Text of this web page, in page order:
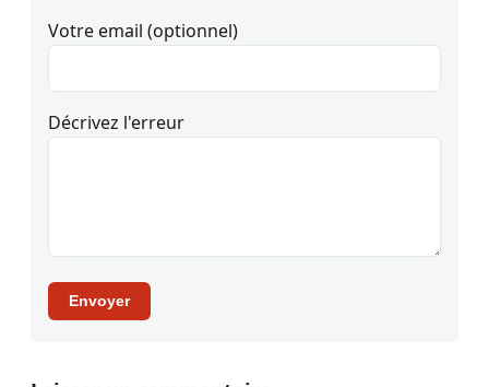
Votre email (optionnel)
Décrivez l'erreur
Envoyer